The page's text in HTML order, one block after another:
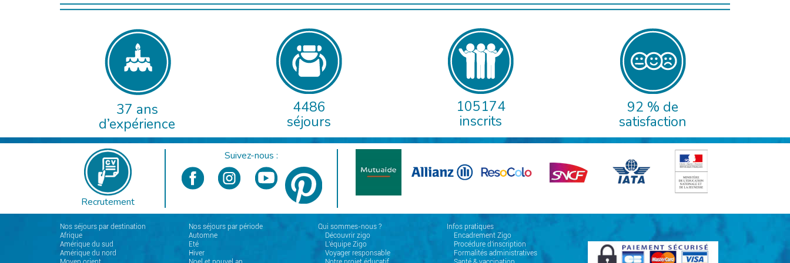
37 ans
d’expérience
4486
séjours
105174
inscrits
92 % de
satisfaction
Recrutement
Suivez-nous :
Nos séjours par destination
Afrique
Amérique du sud
Amérique du nord
Nos séjours par période
Automne
Eté
Hiver
Qui sommes-nous ?
Découvrir zigo
L'équipe Zigo
Voyager responsable
Infos pratiques
Encadrement Zigo
Procédure d'inscription
Formalités administratives